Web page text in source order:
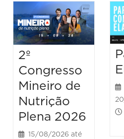
2º
Congresso
Mineiro de
Nutrição
Plena 2026
15/08/2026 até